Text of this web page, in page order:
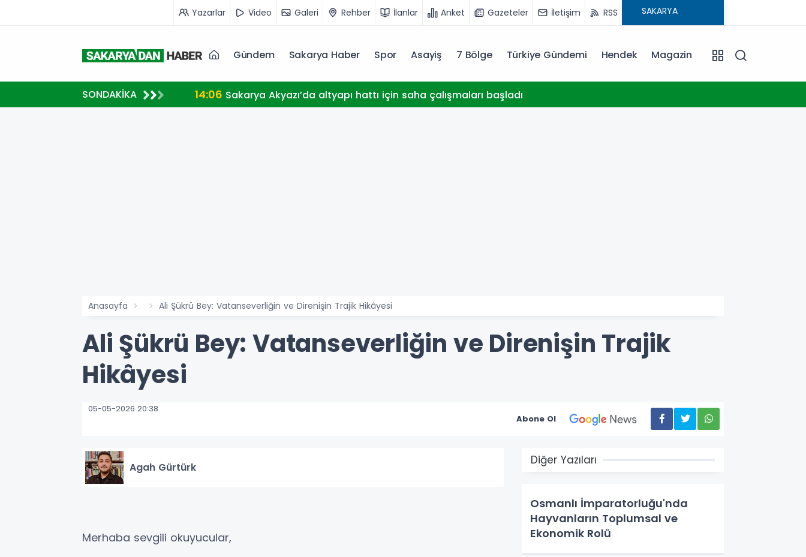
Yazarlar Video Galeri Rehber İlanlar Anket Gazeteler İletişim RSS
Gündem Sakarya Haber Spor Asayiş 7 Bölge Türkiye Gündemi Hendek Magazin
SONDAKİKA 14:06 Sakarya Akyazı’da altyapı hattı için saha çalışmaları başladı
Anasayfa Ali Şükrü Bey: Vatanseverliğin ve Direnişin Trajik Hikâyesi
Ali Şükrü Bey: Vatanseverliğin ve Direnişin Trajik
Hikâyesi
05-05-2026 20:38
Abone Ol
Agah Gürtürk
Merhaba sevgili okuyucular,
Diğer Yazıları
Osmanlı İmparatorluğu'nda
Hayvanların Toplumsal ve
Ekonomik Rolü